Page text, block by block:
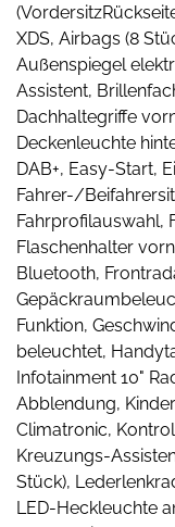
XDS, Airbags (8
Außenspiegel
Assistent,
Dachhaltegriffe
Deckenleuchte
DAB+, Easy-Start,
Fahrer-/
Fahrprofilauswahl,
Flaschenhalter
Bluetooth,
Funktion,
beleuchtet,
Infotainment 10"
Abblendung,
Climatronic,
Kreuzungs-
Stück),
LED-Heckleuchte